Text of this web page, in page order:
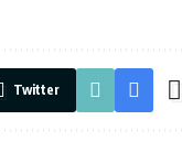
Twitter